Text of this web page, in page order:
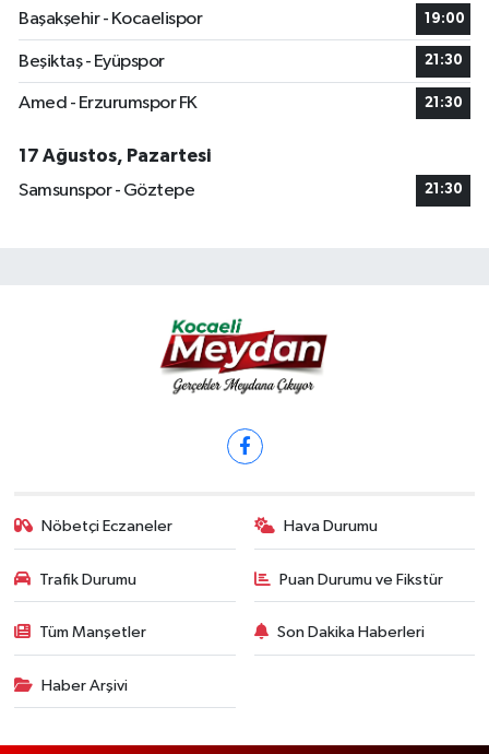
Başakşehir - Kocaelispor
19:00
Beşiktaş - Eyüpspor 21:30
Amed - Erzurumspor FK 21:30
17 Ağustos, Pazartesi
Samsunspor - Göztepe
21:30
Nöbetçi Eczaneler Hava Durumu
Trafik Durumu Puan Durumu ve Fikstür
Tüm Manşetler Son Dakika Haberleri
Haber Arşivi